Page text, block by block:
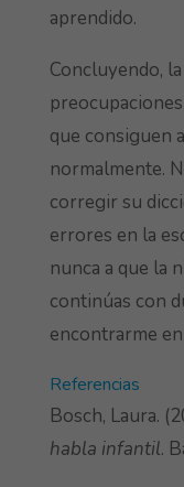
aprendido.
Concluyendo,
que consiguen
normalmente.
corregir su
errores en la
nunca a que la
continúas con
encontrarme
Referencias
Bosch, Laura.
habla infantil.